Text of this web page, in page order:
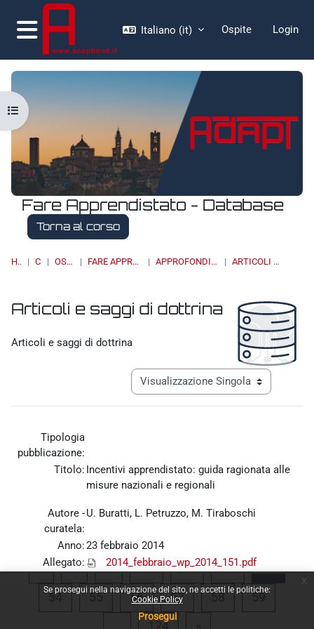
Vai al contenuto principale
Se prosegui nella navigazione del sito, ne accetti le politiche:
Cookie Policy
Prosegui
Pannello laterale
Italiano ‎(it)‎ Ospite Login
Fare Apprendistato - Database
Torna al corso
HOME CORSI OSSERVATORI FARE APPRENDISTATO - DATABASE APPROFONDIMENTI, STUDI E RICERCHE ARTICOLI E SAGGI DI DOTTRINA
Apri indice del corso
Articoli e saggi di dottrina
Articoli e saggi di dottrina
Navigazione terziaria modalità
Tipologia
pubblicazione:
Titolo: Incentivi apprendistato: guida ragionata alle
misure nazionali e regionali
Autore -
curatela:
U. Buratti, L. Petruzzo, M. Tiraboschi
Anno:23 febbraio 2014
Allegato:
2014_febbraio_wp_2014_151.pdf
«Pagina precedente
1Pagina 1
… 50Pagina 50
51Pagina 51
52Pagina 52
53
54Pagina 54
55Pagina 55
56Pagina 56
57Pagina 57
58Pagina 58
59Pagina
124Pagina 124